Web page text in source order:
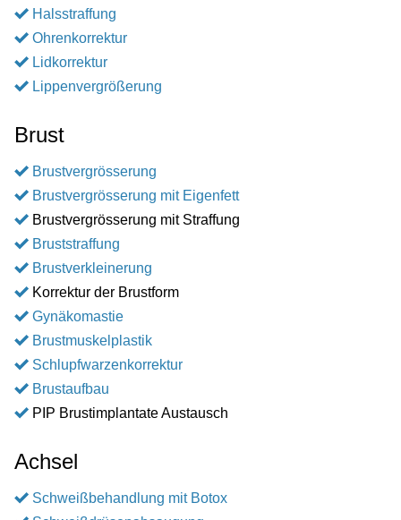
Halsstraffung
Ohrenkorrektur
Lidkorrektur
Lippenvergrößerung
Brust
Brustvergrösserung
Brustvergrösserung mit Eigenfett
Brustvergrösserung mit Straffung
Bruststraffung
Brustverkleinerung
Korrektur der Brustform
Gynäkomastie
Brustmuskelplastik
Schlupfwarzenkorrektur
Brustaufbau
PIP Brustimplantate Austausch
Achsel
Schweißbehandlung mit Botox